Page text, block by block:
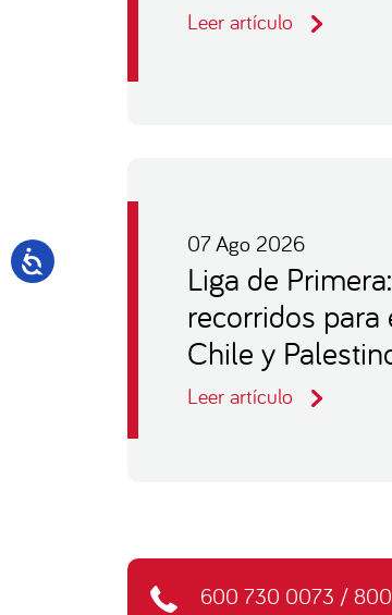
Leer artículo
07 Ago 2026
Liga de
recorridos
Chile y
Leer artículo
600 730 0073 /